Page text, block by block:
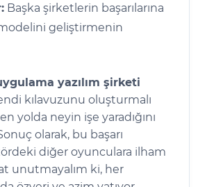
Başka şirketlerin başarılarına
geliştirmenin
yazılım şirketi
kılavuzunu oluşturmalı
yolda neyin işe yaradığını
olarak, bu başarı
diğer oyunculara ilham
unutmayalım ki, her